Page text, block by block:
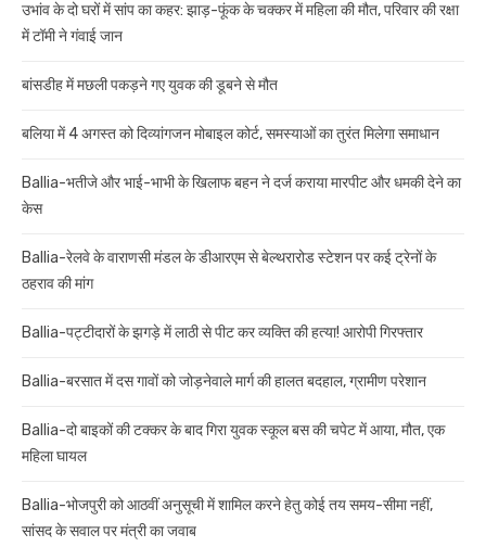
उभांव के दो घरों में सांप का कहर: झाड़-फूंक के चक्कर में महिला की मौत, परिवार की रक्षा
में टॉमी ने गंवाई जान
बांसडीह में मछली पकड़ने गए युवक की डूबने से मौत
बलिया में 4 अगस्त को दिव्यांगजन मोबाइल कोर्ट, समस्याओं का तुरंत मिलेगा समाधान
Ballia-भतीजे और भाई-भाभी के खिलाफ बहन ने दर्ज कराया मारपीट और धमकी देने का
केस
Ballia-रेलवे के वाराणसी मंडल के डीआरएम से बेल्थरारोड स्टेशन पर कई ट्रेनों के
ठहराव की मांग
Ballia-पट्टीदारों के झगड़े में लाठी से पीट कर व्यक्ति की हत्या! आरोपी गिरफ्तार
Ballia-बरसात में दस गावों को जोड़नेवाले मार्ग की हालत बदहाल, ग्रामीण परेशान
Ballia-दो बाइकों की टक्कर के बाद गिरा युवक स्कूल बस की चपेट में आया, मौत, एक
महिला घायल
Ballia-भोजपुरी को आठवीं अनुसूची में शामिल करने हेतु कोई तय समय-सीमा नहीं,
सांसद के सवाल पर मंत्री का जवाब